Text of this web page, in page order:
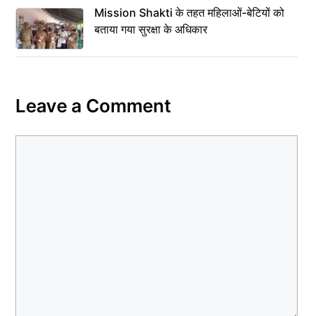
Mission Shakti के तहत महिलाओं-बेटियों को
बताया गया सुरक्षा के अधिकार
Leave a Comment